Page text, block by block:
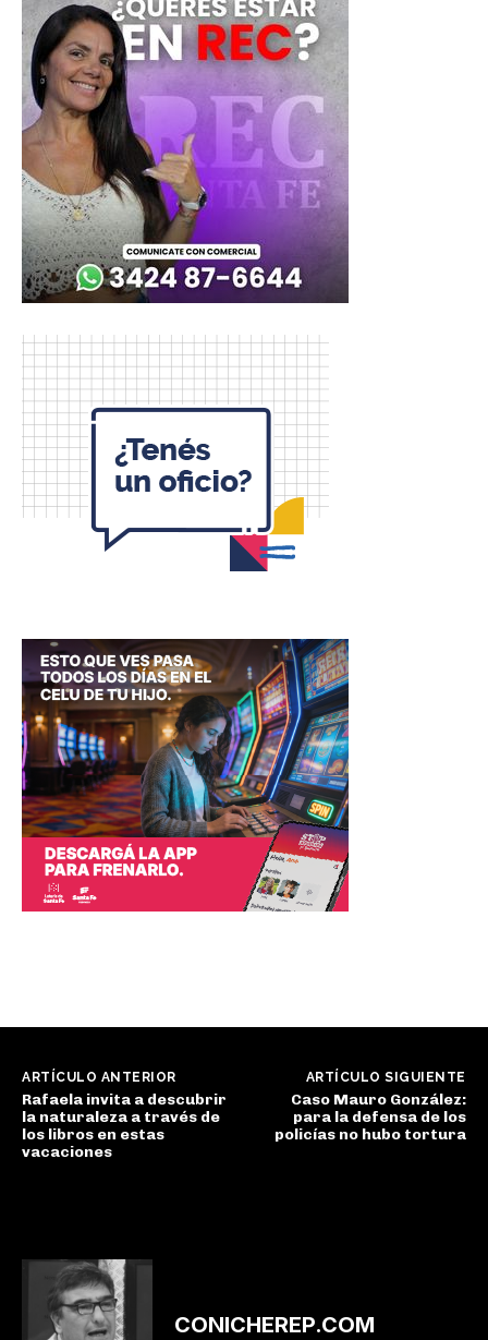
ARTÍCULO ANTERIOR
Rafaela invita a descubrir
la naturaleza a través de
los libros en estas
vacaciones
ARTÍCULO SIGUIENTE
Caso Mauro González:
para la defensa de los
policías no hubo tortura
CONICHEREP.COM